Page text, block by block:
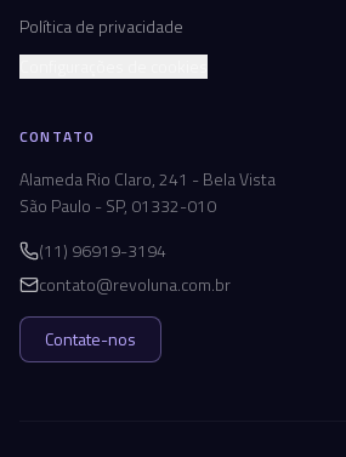
Política de privacidade
CONTATO
Alameda Rio Claro, 241 - Bela Vista
São Paulo - SP, 01332-010
(11) 96919-3194
contato@revoluna.com.br
Contate-nos